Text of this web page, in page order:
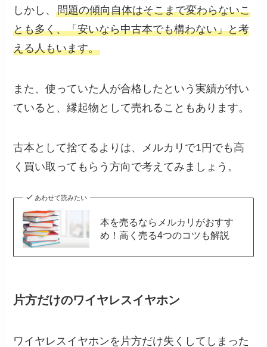
しかし、問題の傾向自体はそこまで変わらないこ
とも多く、「安いなら中古本でも構わない」と考
える人もいます。
また、使っていた人が合格したという実績が付い
ていると、縁起物として売れることもあります。
古本として捨てるよりは、メルカリで1円でも高
く買い取ってもらう方向で考えてみましょう。
あわせて読みたい
本を売るならメルカリがおすす
め！高く売る4つのコツも解説
片方だけのワイヤレスイヤホン
ワイヤレスイヤホンを片方だけ失くしてしまった